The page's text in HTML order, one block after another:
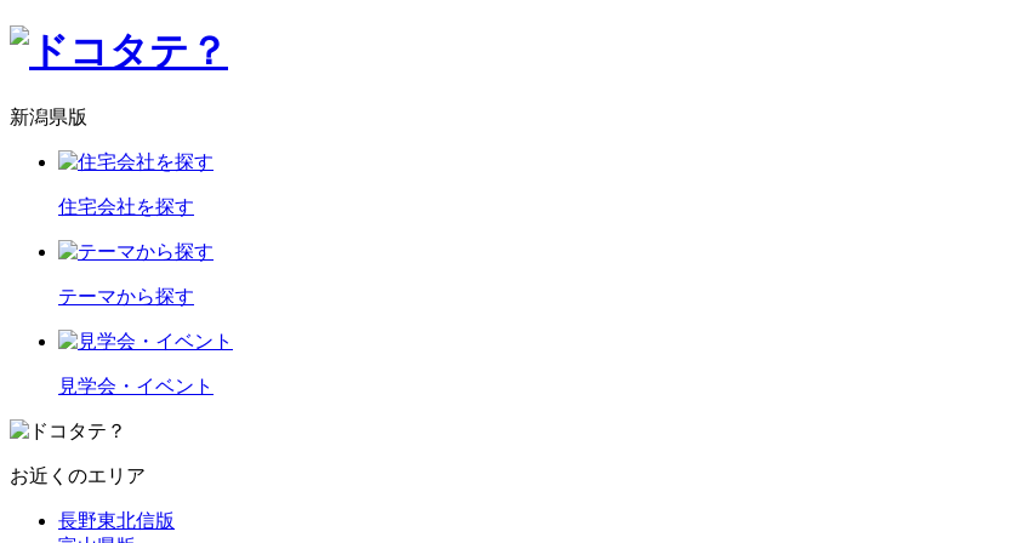
新潟県版
住宅会社を探す
テーマから探す
見学会・イベント
お近くのエリア
長野東北信版